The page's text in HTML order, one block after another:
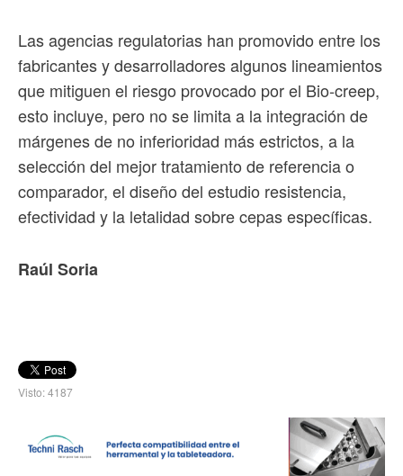
Las agencias regulatorias han promovido entre los
fabricantes y desarrolladores algunos lineamientos
que mitiguen el riesgo provocado por el Bio-creep,
esto incluye, pero no se limita a la integración de
márgenes de no inferioridad más estrictos, a la
selección del mejor tratamiento de referencia o
comparador, el diseño del estudio resistencia,
efectividad y la letalidad sobre cepas específicas.
Raúl Soria
Visto: 4187